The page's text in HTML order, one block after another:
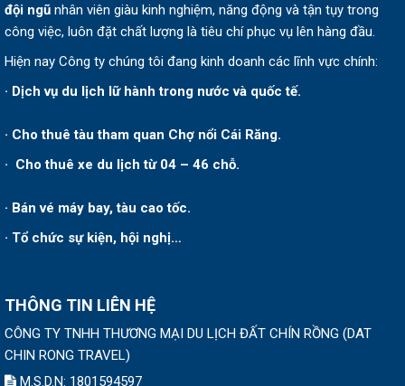
đội ngũ nhân viên giàu kinh nghiệm, năng động và tận tụy trong
công việc, luôn đặt chất lượng là tiêu chí phục vụ lên hàng đầu.
Hiện nay Công ty chúng tôi đang kinh doanh các lĩnh vực chính:
· Dịch vụ du lịch lữ hành trong nước và quốc tế.
· Cho thuê tàu tham quan Chợ nổi Cái Răng.
· Cho thuê xe du lịch từ 04 – 46 chỗ.
· Bán vé máy bay, tàu cao tốc.
· Tổ chức sự kiện, hội nghị…
THÔNG TIN LIÊN HỆ
CÔNG TY TNHH THƯƠNG MẠI DU LỊCH ĐẤT CHÍN RỒNG (DAT
CHIN RONG TRAVEL)
M.S.D.N: 1801594597